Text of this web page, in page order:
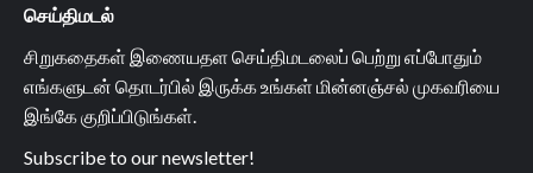
செய்திமடல்
சிறுகதைகள் இணையதள செய்திமடலைப் பெற்று எப்போதும்
எங்களுடன் தொடர்பில் இருக்க உங்கள் மின்னஞ்சல் முகவரியை
இங்கே குறிப்பிடுங்கள்.
Subscribe to our newsletter!